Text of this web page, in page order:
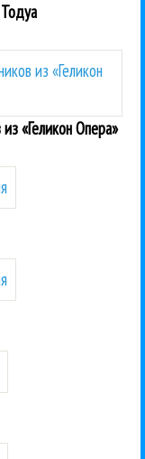
«Геликон Опера»